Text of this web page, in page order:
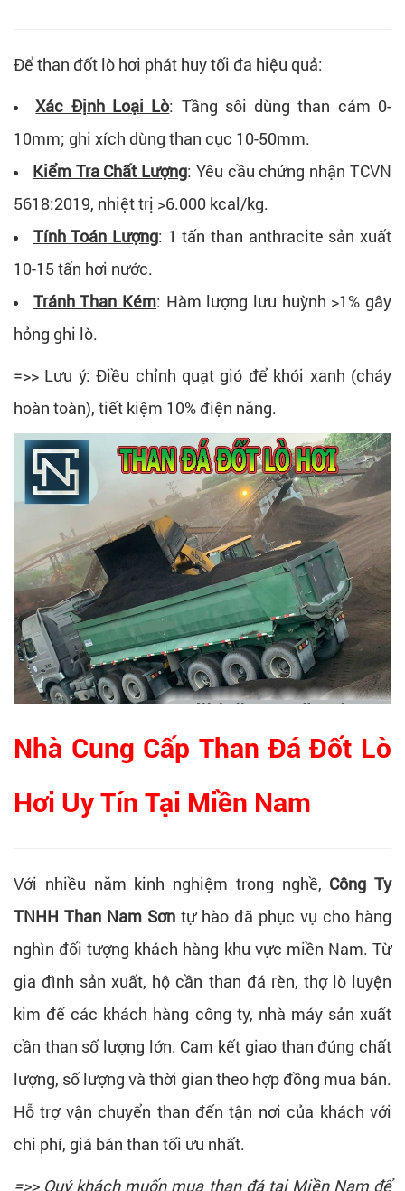
Để than đốt lò hơi phát huy tối đa hiệu quả:
Xác Định Loại Lò: Tầng sôi dùng than cám 0-
10mm; ghi xích dùng than cục 10-50mm.
Kiểm Tra Chất Lượng: Yêu cầu chứng nhận TCVN
5618:2019, nhiệt trị >6.000 kcal/kg.
Tính Toán Lượng: 1 tấn than anthracite sản xuất
10-15 tấn hơi nước.
Tránh Than Kém: Hàm lượng lưu huỳnh >1% gây
hỏng ghi lò.
=>> Lưu ý: Điều chỉnh quạt gió để khói xanh (cháy
hoàn toàn), tiết kiệm 10% điện năng.
Nhà Cung Cấp Than Đá Đốt Lò
Hơi Uy Tín Tại Miền Nam
Với nhiều năm kinh nghiệm trong nghề, Công Ty
TNHH Than Nam Sơn tự hào đã phục vụ cho hàng
nghìn đối tượng khách hàng khu vực miền Nam. Từ
gia đình sản xuất, hộ cần than đá rèn, thợ lò luyện
kim đế các khách hàng công ty, nhà máy sản xuất
cần than số lượng lớn. Cam kết giao than đúng chất
lượng, số lượng và thời gian theo hợp đồng mua bán.
Hỗ trợ vận chuyển than đến tận nơi của khách với
chi phí, giá bán than tối ưu nhất.
=>> Quý khách muốn mua than đá tại Miền Nam để